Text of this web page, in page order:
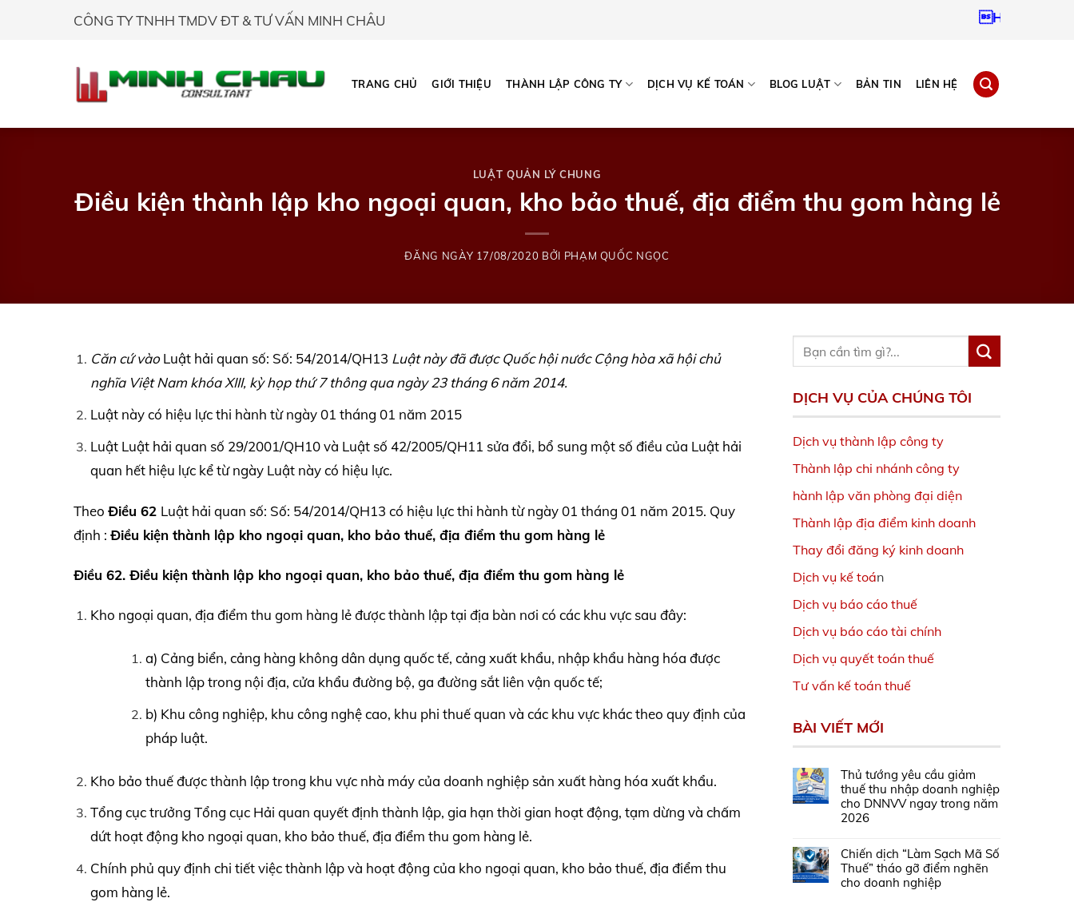
CÔNG TY TNHH TMDV ĐT & TƯ VẤN MINH CHÂU Hotline:
TRANG CHỦ GIỚI THIỆU THÀNH LẬP CÔNG TY DỊCH VỤ KẾ TOÁN BLOG LUẬT BẢN TIN LIÊN HỆ
LUẬT QUẢN LÝ CHUNG
Điều kiện thành lập kho ngoại quan, kho bảo thuế, địa điểm thu gom hàng lẻ
ĐĂNG NGÀY 17/08/2020 BỞI PHẠM QUỐC NGỌC
Căn cứ vàoLuật hải quan số: Số: 54/2014/QH13 Luật này đã được Quốc hội nước Cộng hòa xã hội chủ
nghĩa Việt Nam khóa XIII, kỳ họp thứ 7 thông qua ngày 23 tháng 6 năm 2014.
Luật này có hiệu lực thi hành từ ngày 01 tháng 01 năm 2015
Luật Luật hải quan số 29/2001/QH10 và Luật số 42/2005/QH11 sửa đổi, bổ sung một số điều của Luật hải
quan hết hiệu lực kể từ ngày Luật này có hiệu lực.
Theo Điều 62 Luật hải quan số: Số: 54/2014/QH13 có hiệu lực thi hành từ ngày 01 tháng 01 năm 2015. Quy
định : Điều kiện thành lập kho ngoại quan, kho bảo thuế, địa điểm thu gom hàng lẻ
Điều 62. Điều kiện thành lập kho ngoại quan, kho bảo thuế, địa điểm thu gom hàng lẻ
Kho ngoại quan, địa điểm thu gom hàng lẻ được thành lập tại địa bàn nơi có các khu vực sau đây:
a) Cảng biển, cảng hàng không dân dụng quốc tế, cảng xuất khẩu, nhập khẩu hàng hóa được
thành lập trong nội địa, cửa khẩu đường bộ, ga đường sắt liên vận quốc tế;
b) Khu công nghiệp, khu công nghệ cao, khu phi thuế quan và các khu vực khác theo quy định của
pháp luật.
Kho bảo thuế được thành lập trong khu vực nhà máy của doanh nghiệp sản xuất hàng hóa xuất khẩu.
Tổng cục trưởng Tổng cục Hải quan quyết định thành lập, gia hạn thời gian hoạt động, tạm dừng và chấm
dứt hoạt động kho ngoại quan, kho bảo thuế, địa điểm thu gom hàng lẻ.
Chính phủ quy định chi tiết việc thành lập và hoạt động của kho ngoại quan, kho bảo thuế, địa điểm thu
gom hàng lẻ.
DỊCH VỤ CỦA CHÚNG TÔI
Dịch vụ thành lập công ty
Thành lập chi nhánh công ty
hành lập văn phòng đại diện
Thành lập địa điểm kinh doanh
Thay đổi đăng ký kinh doanh
Dịch vụ kế toán
Dịch vụ báo cáo thuế
Dịch vụ báo cáo tài chính
Dịch vụ quyết toán thuế
Tư vấn kế toán thuế
BÀI VIẾT MỚI
Thủ tướng yêu cầu giảm
thuế thu nhập doanh nghiệp
cho DNNVV ngay trong năm
2026
Chiến dịch “Làm Sạch Mã Số
Thuế” tháo gỡ điểm nghẽn
cho doanh nghiệp